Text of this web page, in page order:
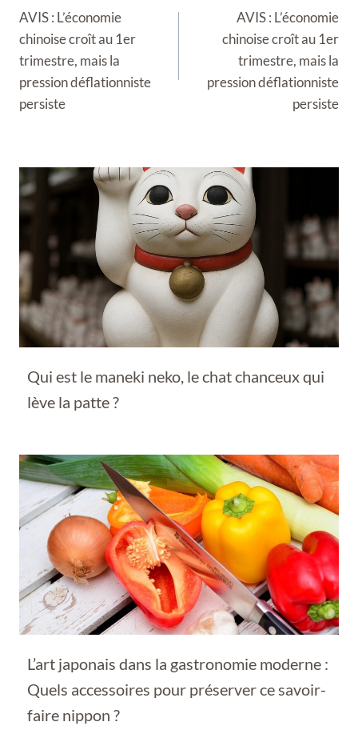
de
l’article
AVIS : L’économie
chinoise croît au 1er
trimestre, mais la
pression déflationniste
persiste
AVIS : L’économie
chinoise croît au 1er
trimestre, mais la
pression déflationniste
persiste
Qui est le maneki neko, le chat chanceux qui
lève la patte ?
L’art japonais dans la gastronomie moderne :
Quels accessoires pour préserver ce savoir-
faire nippon ?